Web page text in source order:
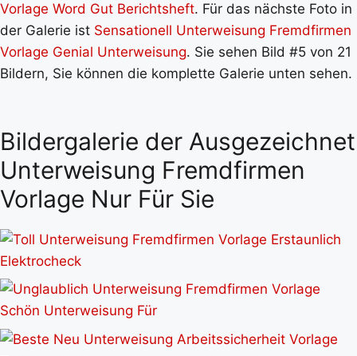
Vorlage Word Gut Berichtsheft. Für das nächste Foto in
der Galerie ist Sensationell Unterweisung Fremdfirmen
Vorlage Genial Unterweisung. Sie sehen Bild #5 von 21
Bildern, Sie können die komplette Galerie unten sehen.
Bildergalerie der Ausgezeichnet
Unterweisung Fremdfirmen
Vorlage Nur Für Sie